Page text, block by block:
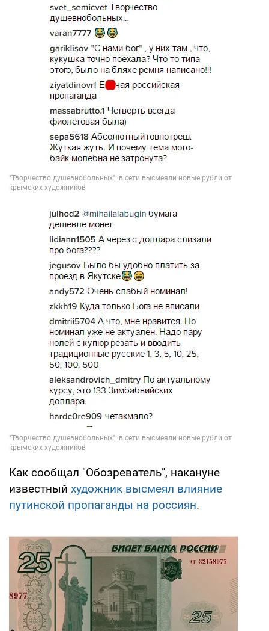
Как сообщал "Обозреватель", накануне
известный художник высмеял влияние
путинской пропаганды на россиян.